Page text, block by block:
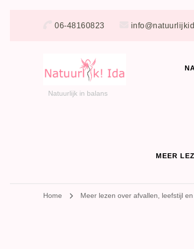
06-48160823
Natuurlijk in balans
MEER
Home Meer lezen over afvallen, leefstijl